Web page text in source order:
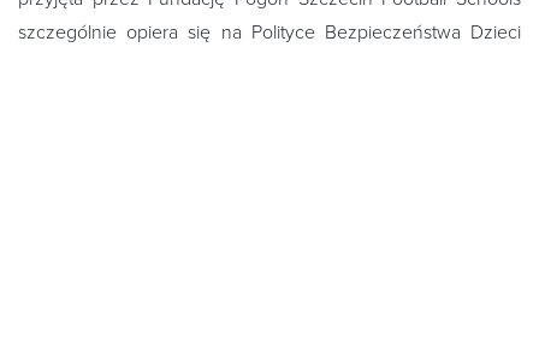
szczególnie opiera się na Polityce Bezpieczeństwa Dzieci